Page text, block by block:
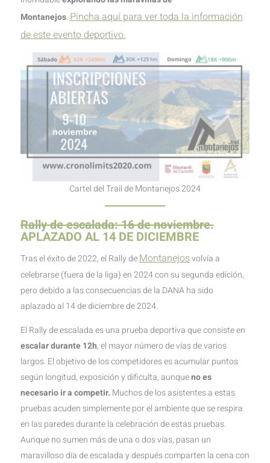
Montanejos.Pincha aquí para ver toda la información
de este evento deportivo.
Cartel del Trail de Montanejos 2024
Rally de escalada: 16 de noviembre.
APLAZADO AL 14 DE DICIEMBRE
Tras el éxito de 2022, el Rally deMontanejosvolvía a
celebrarse (fuera de la liga) en 2024 con su segunda edición,
pero debido a las consecuencias de la DANA ha sido
aplazado al 14 de diciembre de 2024.
El Rally de escalada es una prueba deportiva que consiste en
escalar durante 12h, el mayor número de vías de varios
largos. El objetivo de los competidores es acumular puntos
según longitud, exposición y dificulta, aunqueno es
necesario ir a competir. Muchos de los asistentes a estas
pruebas acuden simplemente por el ambiente que se respira
en las paredes durante la celebración de estas pruebas.
Aunque no sumen más de una o dos vías, pasan un
maravilloso día de escalada y después comparten la cena con